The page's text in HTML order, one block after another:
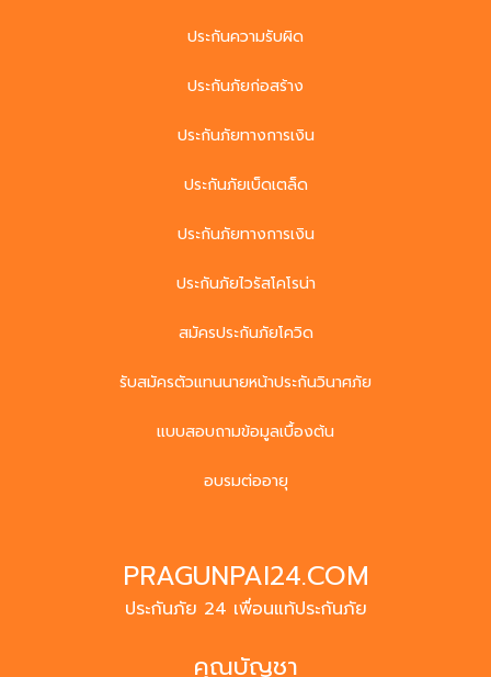
ประกันความรับผิด
ประกันภัยก่อสร้าง
ประกันภัยทางการเงิน
ประกันภัยเบ็ดเตล็ด
ประกันภัยทางการเงิน
ประกันภัยไวรัสโคโรน่า
สมัครประกันภัยโควิด
รับสมัครตัวแทนนายหน้าประกันวินาศภัย
แบบสอบถามข้อมูลเบื้องต้น
อบรมต่ออายุ
PRAGUNPAI24.COM
ประกันภัย 24 เพื่อนแท้ประกันภัย
คุณบัญชา